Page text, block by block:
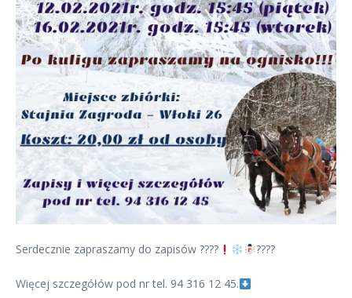
Serdecznie zapraszamy do zapisów ???? ????
Więcej szczegółów pod nr tel. 94 316 12 45.